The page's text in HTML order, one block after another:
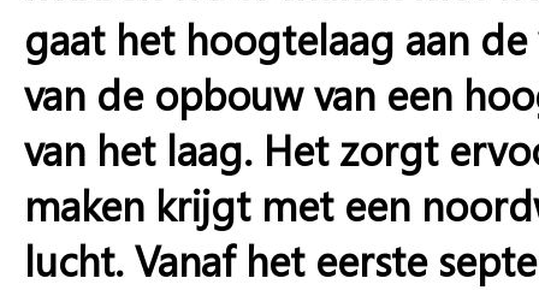
gaat het hoogtelaag aan
van de opbouw van een
van het laag. Het zorgt
maken krijgt met een
lucht. Vanaf het eerste